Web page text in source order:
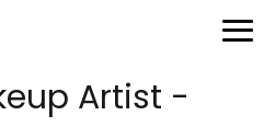
Artist -